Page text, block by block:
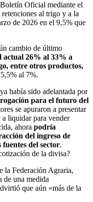
Oficial mediante el
al trigo y a la
de 2026 en el 9,5% que
cambio de último
actual 26% al 33% a
entre otros productos,
al 7%.
había sido adelantada por
para el futuro del
se apuraron a presentar
a liquidar para vender
ahora podría
del ingreso de
del sector.
de la divisa?
la Federación Agraria,
de una medida
que aún «más de la